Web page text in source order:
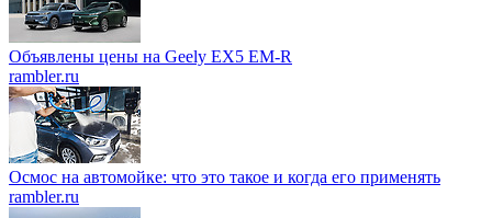
Объявлены цены на Geely EX5 EM-R
rambler.ru
Осмос на автомойке: что это такое и когда его применять
rambler.ru